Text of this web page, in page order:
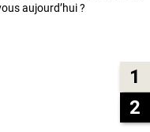
1
2
aujourd’hui ?